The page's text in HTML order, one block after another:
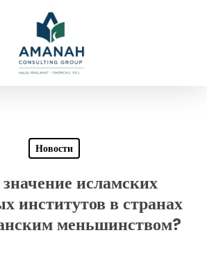
Новости
исламских
институтов в странах
меньшинством?